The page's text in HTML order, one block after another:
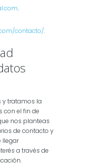
.
contacto/.
y tratamos la
con el fin de
nos planteas
de contacto y
llegar
a través de